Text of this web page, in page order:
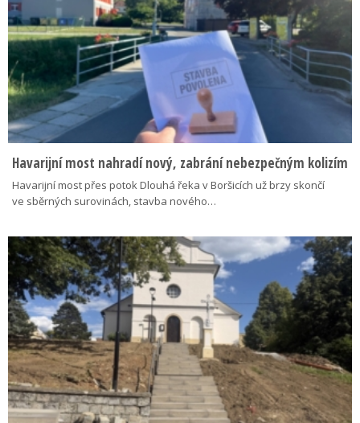
Havarijní most nahradí nový, zabrání nebezpečným kolizím
Havarijní most přes potok Dlouhá řeka v Boršicích už brzy skončí
ve sběrných surovinách, stavba nového…